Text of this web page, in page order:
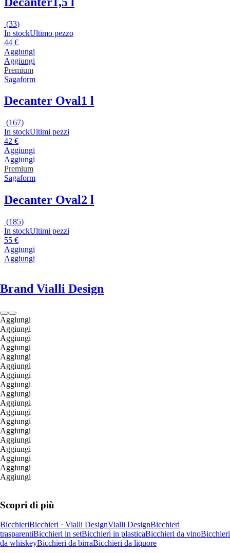
(33)
In stockUltimo pezzo
44 €
Aggiungi
Aggiungi
Premium
Sagaform
Decanter Oval1 l
(167)
In stockUltimi pezzi
42 €
Aggiungi
Aggiungi
Premium
Sagaform
Decanter Oval2 l
(185)
In stockUltimi pezzi
55 €
Aggiungi
Aggiungi
Brand Vialli Design
Aggiungi
Aggiungi
Aggiungi
Aggiungi
Aggiungi
Aggiungi
Aggiungi
Aggiungi
Aggiungi
Aggiungi
Aggiungi
Aggiungi
Aggiungi
Aggiungi
Aggiungi
Aggiungi
Aggiungi
Aggiungi
Scopri di più
BicchieriBicchieri · Vialli DesignVialli DesignBicchieri
trasparentiBicchieri in setBicchieri in plasticaBicchieri da vinoBicchieri
da whiskeyBicchieri da birraBicchieri da liquore